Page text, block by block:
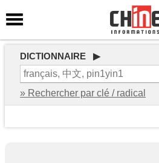
DICTIONNAIRE ▶
» Rechercher par clé / radical